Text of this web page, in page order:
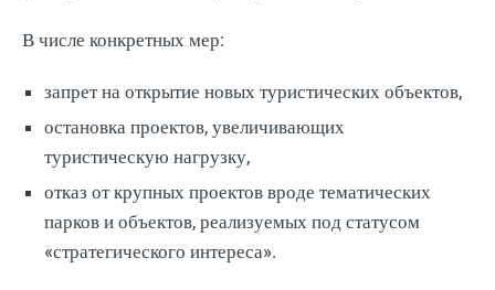
В числе конкретных мер:
запрет на открытие новых туристических объектов,
остановка проектов, увеличивающих
туристическую нагрузку,
отказ от крупных проектов вроде тематических
парков и объектов, реализуемых под статусом
«стратегического интереса».